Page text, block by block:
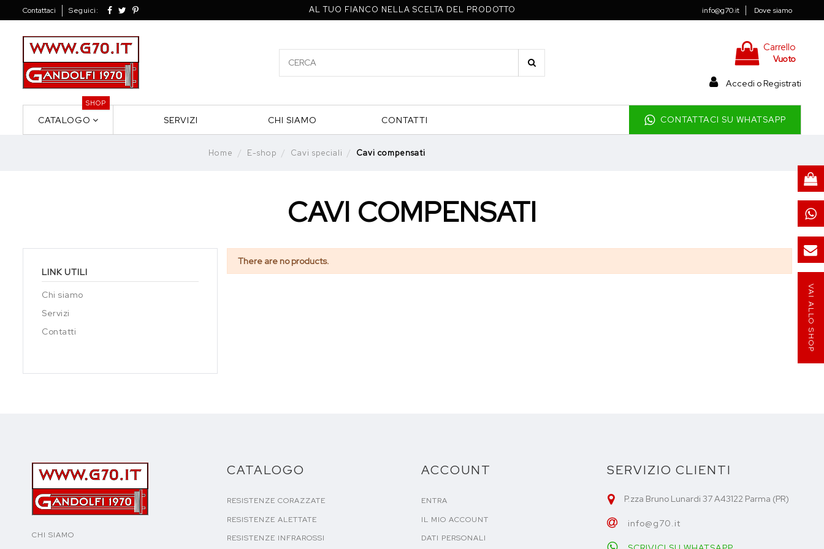
Contattaci Seguici: AL TUO FIANCO NELLA SCELTA DEL PRODOTTO info@g70.it Dove siamo
Carrello
Vuoto
Accedi o Registrati
CATALOGO
SHOP
SERVIZI CHI SIAMO CONTATTI CONTATTACI SU WHATSAPP
Home E-shop Cavi speciali Cavi compensati
CAVI COMPENSATI
There are no products.
LINK UTILI
Chi siamo
Servizi
Contatti
CHI SIAMO
CATALOGO
RESISTENZE CORAZZATE
RESISTENZE ALETTATE
RESISTENZE INFRAROSSI
ACCOUNT
ENTRA
IL MIO ACCOUNT
DATI PERSONALI
SERVIZIO CLIENTI
P.zza Bruno Lunardi 37 A43122 Parma (PR)
info@g70.it
VAI ALLO SHOP